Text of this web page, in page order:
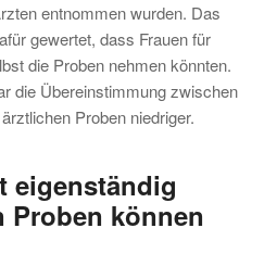
entnommen wurden. Das
gewertet, dass Frauen für
die Proben nehmen könnten.
die Übereinstimmung zwischen
Proben niedriger.
eigenständig
Proben können